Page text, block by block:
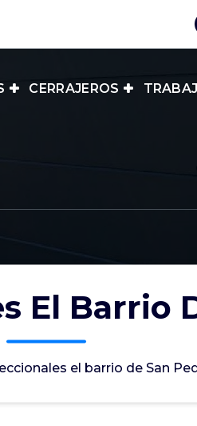
CERRAJEROS
El Barrio
el barrio de San